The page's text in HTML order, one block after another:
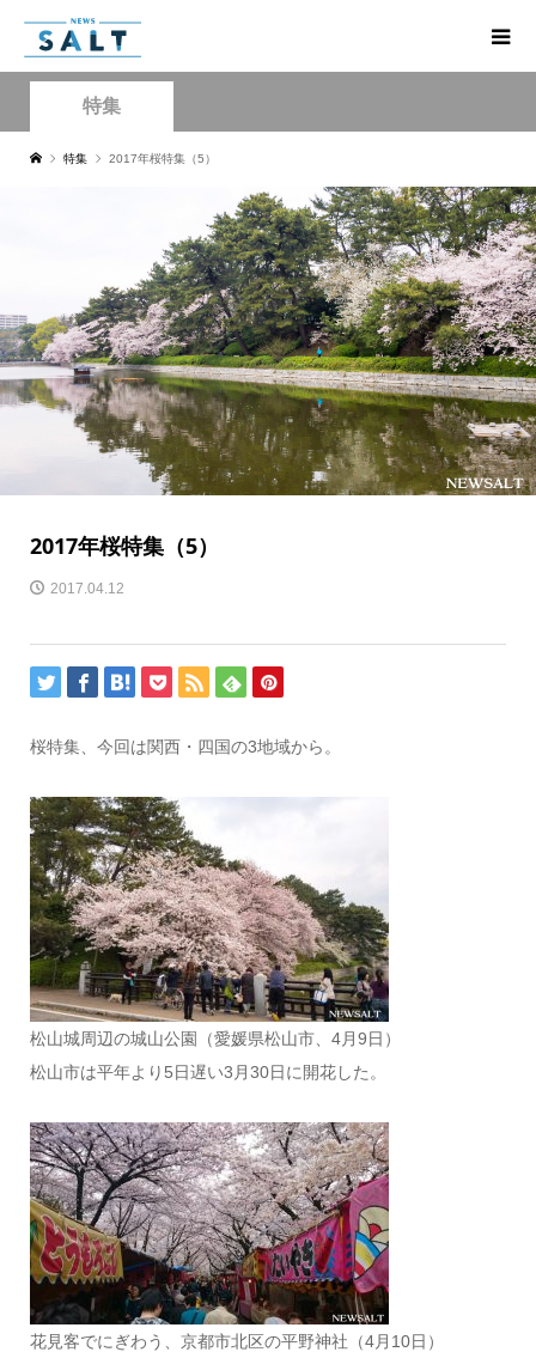
特集
特集 2017年桜特集（5）
2017年桜特集（5）
2017.04.12
桜特集、今回は関西・四国の3地域から。
松山城周辺の城山公園（愛媛県松山市、4月9日）
松山市は平年より5日遅い3月30日に開花した。
花見客でにぎわう、京都市北区の平野神社（4月10日）